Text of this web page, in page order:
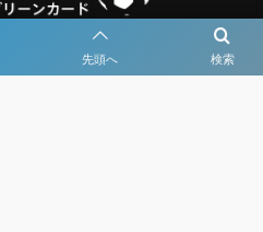
検索
先頭へ